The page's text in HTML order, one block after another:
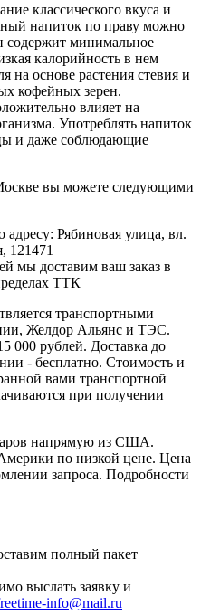
классического вкуса и
напиток по праву можно
содержит минимальное
калорийность в нем
на основе растения стевия и
кофейных зерен.
влияет на
Употреблять напиток
и даже соблюдающие
вы можете следующими
Рябиновая улица, вл.
121471
мы доставим ваш заказ в
ТТК
транспортными
Желдор Альянс и ТЭС.
000 рублей. Доставка до
- бесплатно. Стоимость и
вами транспортной
при получении
напрямую из США.
по низкой цене. Цена
запроса. Подробности
полный пакет
выслать заявку и
info@mail.ru